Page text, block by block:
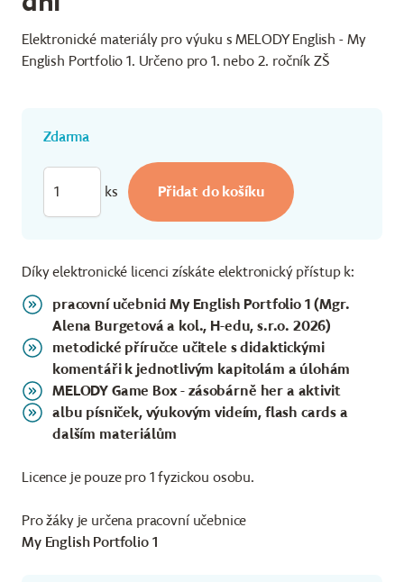
Elektronické materiály pro výuku s MELODY English - My
English Portfolio 1. Určeno pro 1. nebo 2. ročník ZŠ
Zdarma
ks
Díky elektronické licenci získáte elektronický přístup k:
pracovní učebnici My English Portfolio 1 (Mgr.
Alena Burgetová a kol., H-edu, s.r.o. 2026)
metodické příručce učitele s didaktickými
komentáři k jednotlivým kapitolám a úlohám
MELODY Game Box - zásobárně her a aktivit
albu písniček, výukovým videím, flash cards a
dalším materiálům
Licence je pouze pro 1 fyzickou osobu.
Pro žáky je určena pracovní učebnice
My English Portfolio 1